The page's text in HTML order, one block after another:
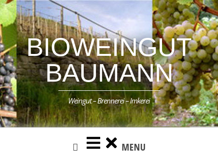
Skip
to
content
BIOWEINGUT
BAUMANN
Weingut – Brennerei – Imkerei
MENU